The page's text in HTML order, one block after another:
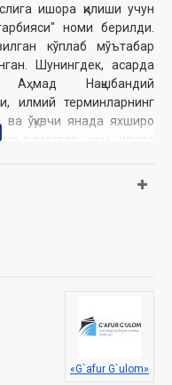
ишора қилиши учун
номи берилди.
кўплаб мўътабар
Шунингдек, асарда
Нақшбандий
илмий терминларнинг
ўқувчи янада яхшироқ
ҳам илова
«G`afur G`ulom»